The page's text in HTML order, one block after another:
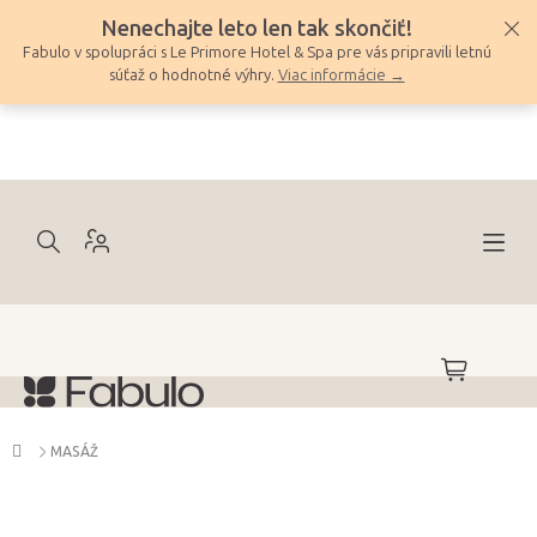
obsah
Nenechajte leto len tak skončiť!
Fabulo v spolupráci s Le Primore Hotel & Spa pre vás pripravili letnú
súťaž o hodnotné výhry. Viac informácie →
NÁKUPNÝ
KOŠÍK
Domov
MASÁŽ